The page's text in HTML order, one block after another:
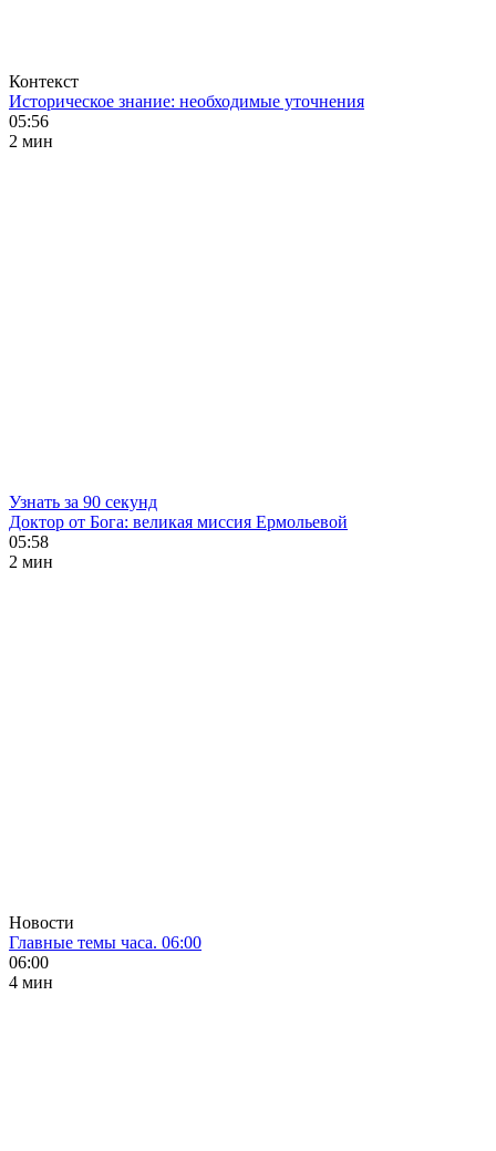
Контекст
Историческое знание: необходимые уточнения
05:56
2 мин
Узнать за 90 секунд
Доктор от Бога: великая миссия Ермольевой
05:58
2 мин
Новости
Главные темы часа. 06:00
06:00
4 мин